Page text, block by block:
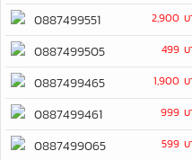
0887499551 2,900 บ
0887499505 499 บ
0887499465 1,900 บ
0887499461 999 บ
0887499065 599 บ